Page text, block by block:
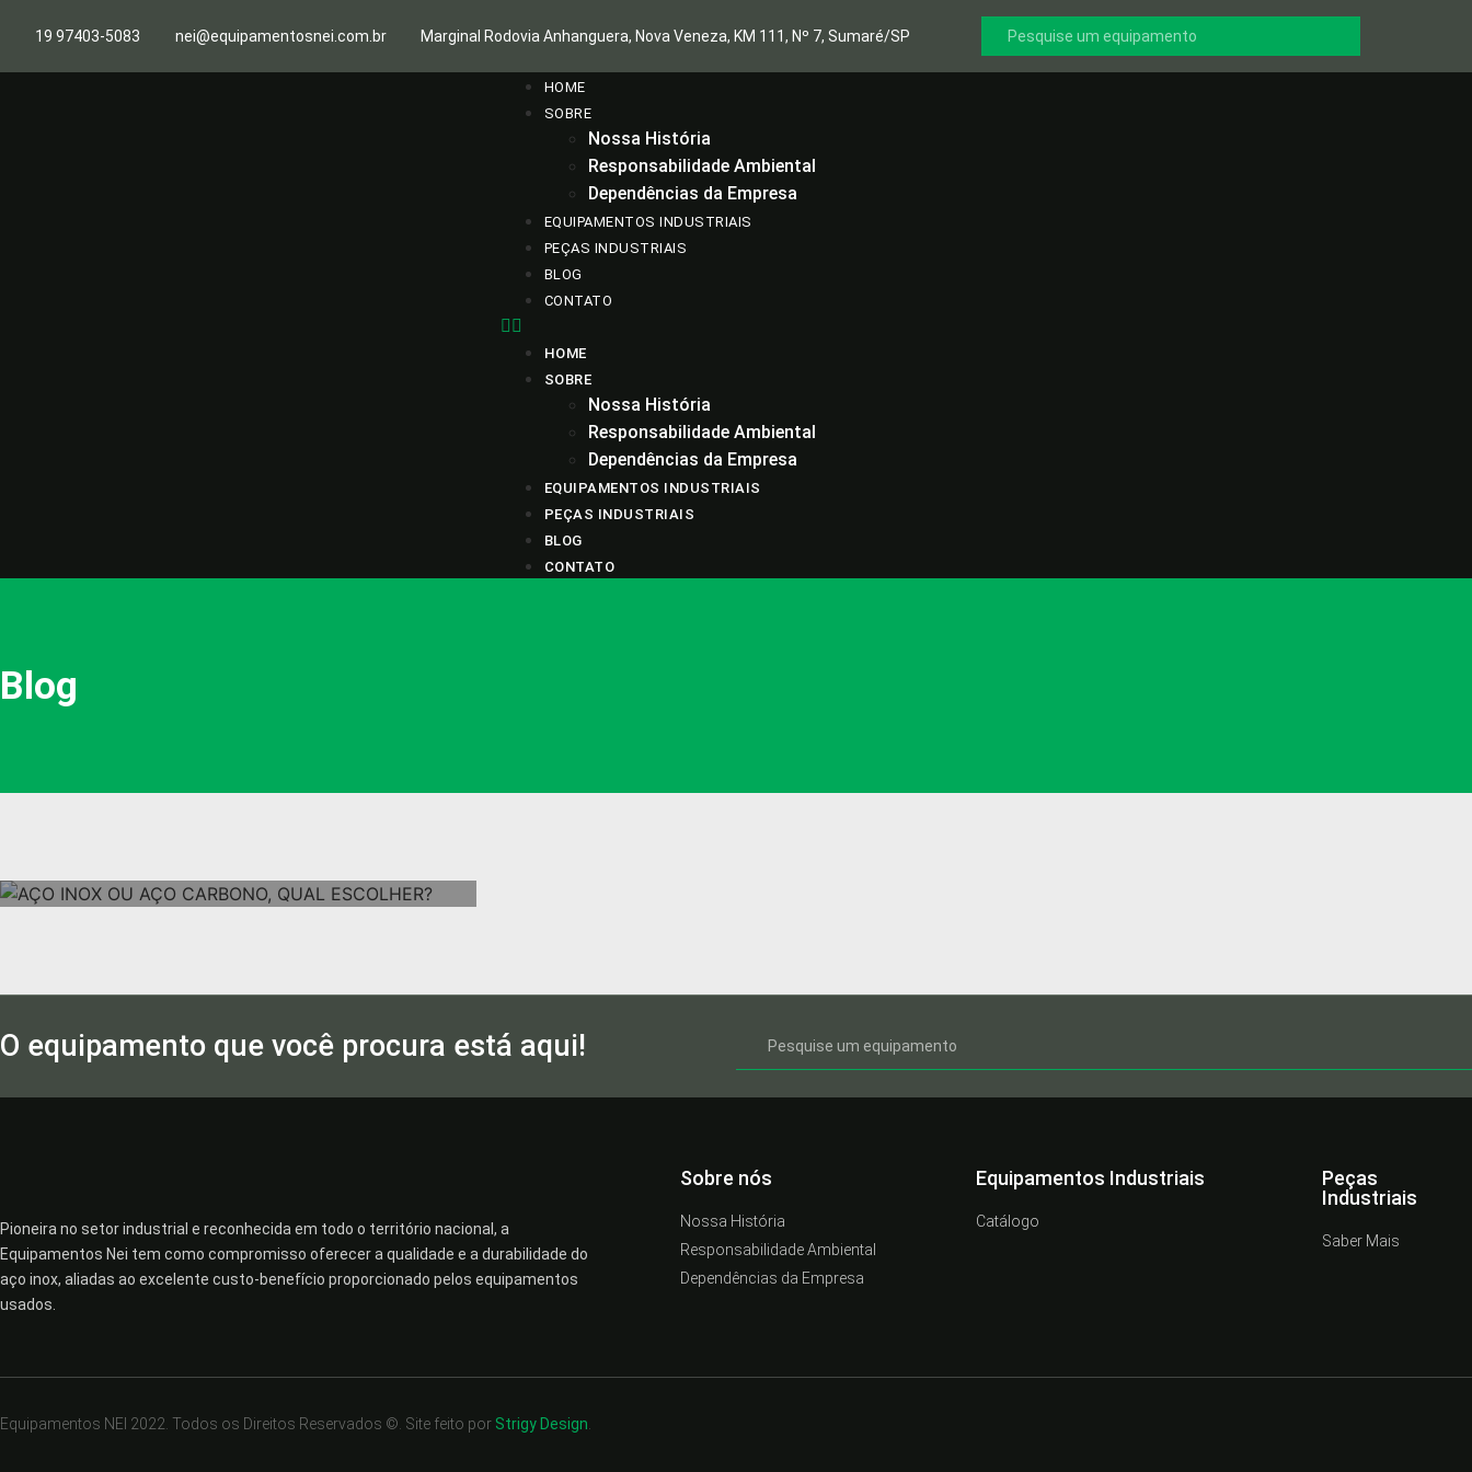
19 97403-5083 nei@equipamentosnei.com.br Marginal Rodovia Anhanguera, Nova Veneza, KM 111, Nº 7, Sumaré/SP
HOME
SOBRE
Nossa História
Responsabilidade Ambiental
Dependências da Empresa
EQUIPAMENTOS INDUSTRIAIS
PEÇAS INDUSTRIAIS
BLOG
CONTATO
HOME
SOBRE
Nossa História
Responsabilidade Ambiental
Dependências da Empresa
EQUIPAMENTOS INDUSTRIAIS
PEÇAS INDUSTRIAIS
BLOG
CONTATO
Blog
O equipamento que você procura está aqui!
Pioneira no setor industrial e reconhecida em todo o território nacional, a
Equipamentos Nei tem como compromisso oferecer a qualidade e a durabilidade do
aço inox, aliadas ao excelente custo-benefício proporcionado pelos equipamentos
usados.
Sobre nós
Nossa História
Responsabilidade Ambiental
Dependências da Empresa
Equipamentos Industriais
Catálogo
Peças
Industriais
Saber Mais
Equipamentos NEI 2022. Todos os Direitos Reservados ©. Site feito por Strigy Design.